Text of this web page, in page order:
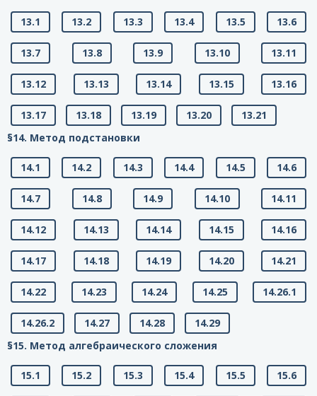
13.1 13.2 13.3 13.4 13.5 13.6
13.7 13.8 13.9 13.10 13.11
13.12 13.13 13.14 13.15 13.16
13.17 13.18 13.19 13.20
13.21
§14. Метод подстановки
14.1 14.2 14.3 14.4 14.5 14.6
14.7 14.8 14.9 14.10 14.11
14.12 14.13 14.14 14.15 14.16
14.17 14.18 14.19 14.20 14.21
14.22 14.23 14.24 14.25 14.26.1
14.26.2 14.27 14.28
14.29
§15. Метод алгебраического сложения
15.1 15.2 15.3 15.4 15.5 15.6